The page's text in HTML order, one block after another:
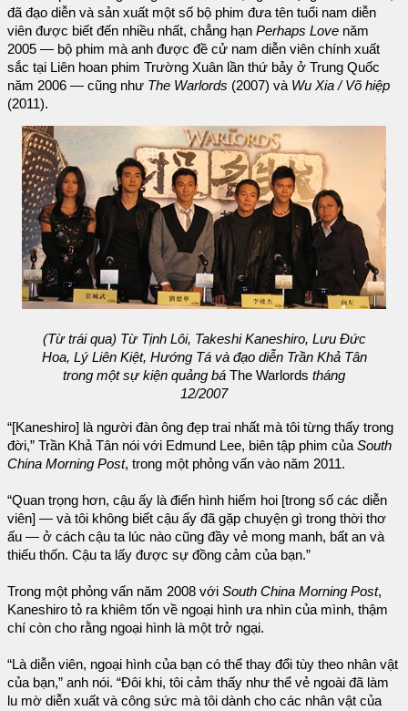
đã đạo diễn và sản xuất một số bộ phim đưa tên tuổi nam diễn
viên được biết đến nhiều nhất, chẳng hạn Perhaps Love năm
2005 — bộ phim mà anh được đề cử nam diễn viên chính xuất
sắc tại Liên hoan phim Trường Xuân lần thứ bảy ở Trung Quốc
năm 2006 — cũng như The Warlords (2007) và Wu Xia / Võ hiệp
(2011).
(Từ trái qua) Từ Tịnh Lôi, Takeshi Kaneshiro, Lưu Đức
Hoa, Lý Liên Kiệt, Hướng Tá và đạo diễn Trần Khả Tân
trong một sự kiện quảng bá The Warlords tháng
12/2007
“[Kaneshiro] là người đàn ông đẹp trai nhất mà tôi từng thấy trong
đời,” Trần Khả Tân nói với Edmund Lee, biên tập phim củaSouth
China Morning Post, trong một phỏng vấn vào năm 2011.
“Quan trọng hơn, cậu ấy là điển hình hiếm hoi [trong số các diễn
viên] — và tôi không biết cậu ấy đã gặp chuyện gì trong thời thơ
ấu — ở cách cậu ta lúc nào cũng đầy vẻ mong manh, bất an và
thiếu thốn. Cậu ta lấy được sự đồng cảm của bạn.”
Trong một phỏng vấn năm 2008 với South China Morning Post,
Kaneshiro tỏ ra khiêm tốn về ngoại hình ưa nhìn của mình, thậm
chí còn cho rằng ngoại hình là một trở ngại.
“Là diễn viên, ngoại hình của bạn có thể thay đổi tùy theo nhân vật
của bạn,” anh nói. “Đôi khi, tôi cảm thấy như thể vẻ ngoài đã làm
lu mờ diễn xuất và công sức mà tôi dành cho các nhân vật của